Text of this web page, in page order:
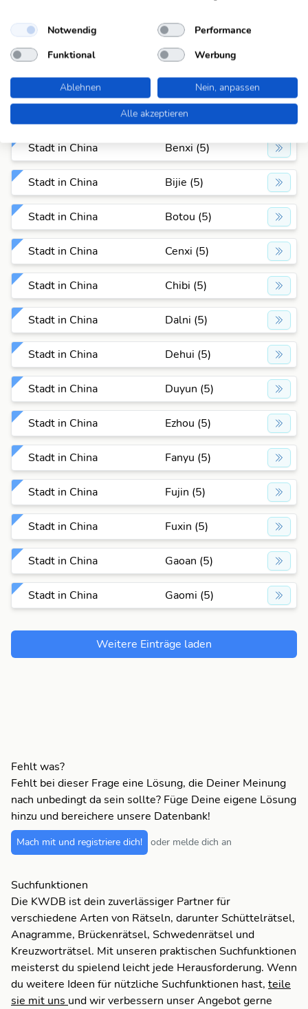
Stadt in China Baoji (5)
Stadt in China Behai (5)
Beian (5)
Stadt in China Benxi (5)
Stadt in China Bijie (5)
Stadt in China Botou (5)
Stadt in China Cenxi (5)
Stadt in China Chibi (5)
Stadt in China Dalni (5)
Stadt in China Dehui (5)
Stadt in China Duyun (5)
Stadt in China Ezhou (5)
Stadt in China Fanyu (5)
Stadt in China Fujin (5)
Stadt in China Fuxin (5)
Stadt in China Gaoan (5)
Stadt in China Gaomi (5)
Weitere Einträge laden
Fehlt was?
Fehlt bei dieser Frage eine Lösung, die Deiner Meinung
nach unbedingt da sein sollte? Füge Deine eigene Lösung
hinzu und bereichere unsere Datenbank!
Mach mit und registriere dich! oder melde dich an
Suchfunktionen
Die KWDB ist dein zuverlässiger Partner für
verschiedene Arten von Rätseln, darunter Schüttelrätsel,
Anagramme, Brückenrätsel, Schwedenrätsel und
Kreuzworträtsel. Mit unseren praktischen Suchfunktionen
meisterst du spielend leicht jede Herausforderung. Wenn
du weitere Ideen für nützliche Suchfunktionen hast, teile
sie mit uns und wir verbessern unser Angebot gerne
Notwendig
Performance
Funktional
Werbung
Ablehnen
Nein, anpassen
Alle akzeptieren